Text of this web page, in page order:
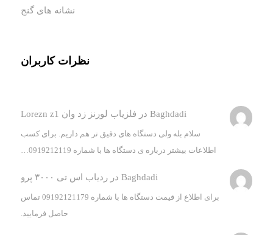
نشانه های گنج
نظرات کاربران
Baghdadi در فلزیاب لورنز زد وان Lorezn z1
سلام بله ولی دستگاه های دقیق تر هم داریم. برای کسب
اطلاعات بیشتر درباره ی دستگاه ها با شماره 0919212119…
Baghdadi درردیاب اس تی ۳۰۰۰ پرو
برای اطلاع از قیمت دستگاه ها با شماره 09192121179 تماس
حاصل فرمایید.